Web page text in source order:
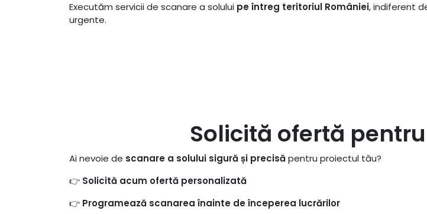
Executăm servicii de scanare a solului pe întreg teritoriul României, indiferent
urgente.
Solicită ofertă
Ai nevoie de scanare a solului sigură și precisăpentru proiectul tău?
👉 Solicită acum ofertă personalizată
👉 Programează scanarea înainte de începerea lucrărilor